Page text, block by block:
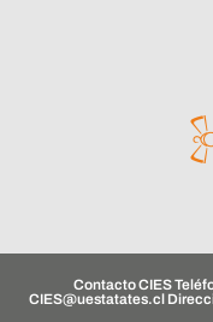
Contacto CIES
CIES@uestatates.cl